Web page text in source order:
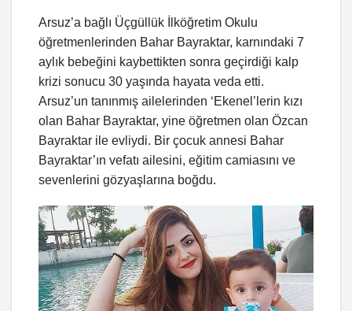
Arsuz’a bağlı Üçgüllük İlköğretim Okulu
öğretmenlerinden Bahar Bayraktar, karnındaki 7
aylık bebeğini kaybettikten sonra geçirdiği kalp
krizi sonucu 30 yaşında hayata veda etti.
Arsuz’un tanınmış ailelerinden ‘Ekenel’lerin kızı
olan Bahar Bayraktar, yine öğretmen olan Özcan
Bayraktar ile evliydi. Bir çocuk annesi Bahar
Bayraktar’ın vefatı ailesini, eğitim camiasını ve
sevenlerini gözyaşlarına boğdu.